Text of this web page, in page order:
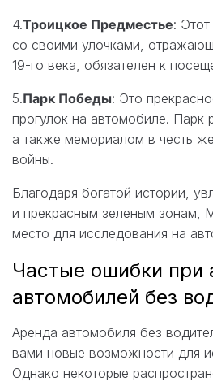
4.Троицкое Предместье:
со своими улочками,
19-го века, обязателен к
5.Парк Победы: Это
прогулок на автомобиле. Парк
а также мемориалом в честь
войны.
Благодаря богатой истории,
и прекрасным зеленым зонам,
место для исследования на
Частые ошибки при
автомобилей без
Аренда автомобиля без
вами новые возможности для
Однако некоторые